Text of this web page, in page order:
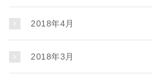
2018年4月
2018年3月